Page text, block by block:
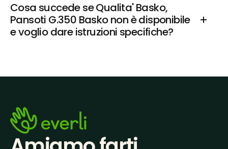
Cosa succede se Qualita' Basko,
Pansoti G.350 Basko non è disponibile
e voglio dare istruzioni specifiche?